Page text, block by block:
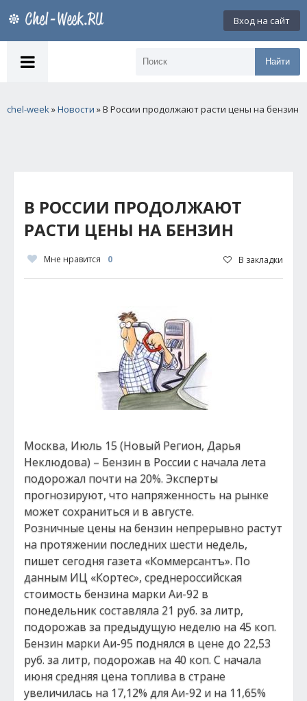
Вход на сайт
Найти
chel-week»Новости » В России продолжают расти цены на бензин
В РОССИИ ПРОДОЛЖАЮТ
РАСТИ ЦЕНЫ НА БЕНЗИН
Мне нравится 0 В закладки
Москва, Июль 15 (Новый Регион, Дарья
Неклюдова) – Бензин в России с начала лета
подорожал почти на 20%. Эксперты
прогнозируют, что напряженность на рынке
может сохраниться и в августе.
Розничные цены на бензин непрерывно растут
на протяжении последних шести недель,
пишет сегодня газета «Коммерсантъ». По
данным ИЦ «Кортес», среднероссийская
стоимость бензина марки Аи-92 в
понедельник составляла 21 руб. за литр,
подорожав за предыдущую неделю на 45 коп.
Бензин марки Аи-95 поднялся в цене до 22,53
руб. за литр, подорожав на 40 коп. С начала
июня средняя цена топлива в стране
увеличилась на 17,12% для Аи-92 и на 11,65%